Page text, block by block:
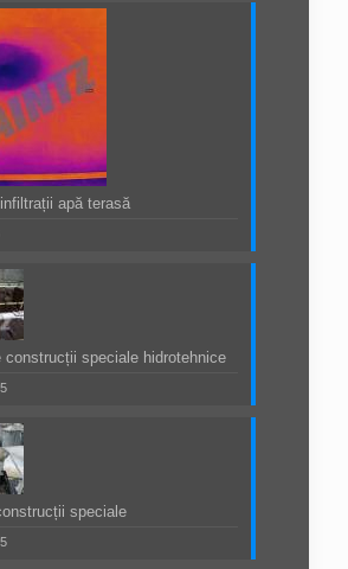
apă terasă
construcții speciale hidrotehnice
speciale